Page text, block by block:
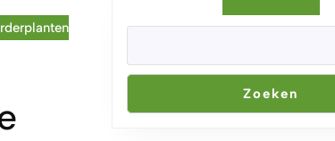
Zoeken